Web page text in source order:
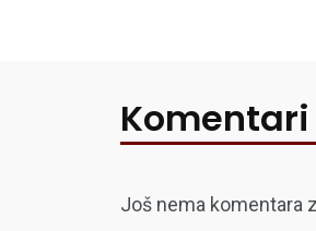
Još nema komentara